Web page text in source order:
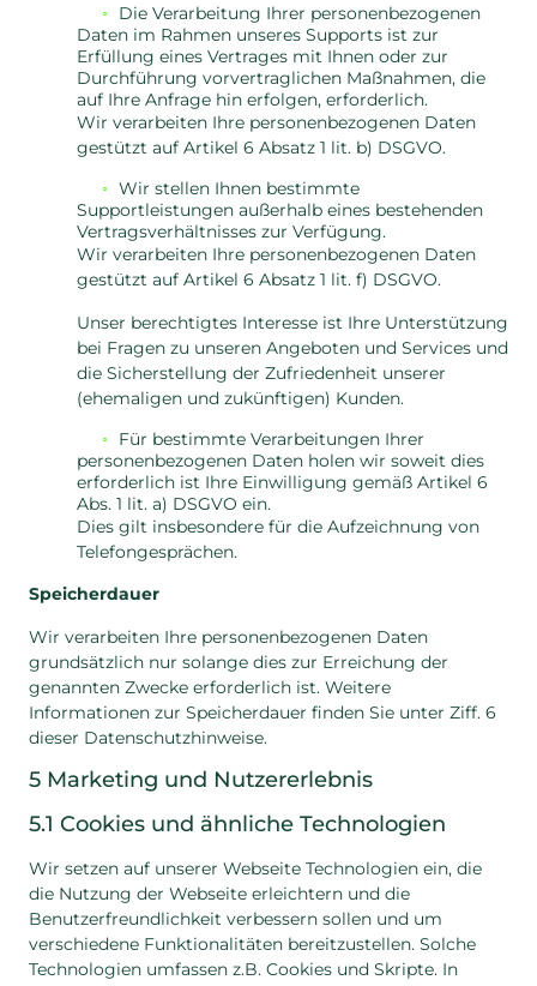
Die Verarbeitung Ihrer personenbezogenen
Daten im Rahmen unseres Supports ist zur
Erfüllung eines Vertrages mit Ihnen oder zur
Durchführung vorvertraglichen Maßnahmen, die
auf Ihre Anfrage hin erfolgen, erforderlich.
Wir verarbeiten Ihre personenbezogenen Daten
gestützt auf Artikel 6 Absatz 1 lit. b) DSGVO.
Wir stellen Ihnen bestimmte
Supportleistungen außerhalb eines bestehenden
Vertragsverhältnisses zur Verfügung.
Wir verarbeiten Ihre personenbezogenen Daten
gestützt auf Artikel 6 Absatz 1 lit. f) DSGVO.
Unser berechtigtes Interesse ist Ihre Unterstützung
bei Fragen zu unseren Angeboten und Services und
die Sicherstellung der Zufriedenheit unserer
(ehemaligen und zukünftigen) Kunden.
Für bestimmte Verarbeitungen Ihrer
personenbezogenen Daten holen wir soweit dies
erforderlich ist Ihre Einwilligung gemäß Artikel 6
Abs. 1 lit. a) DSGVO ein.
Dies gilt insbesondere für die Aufzeichnung von
Telefongesprächen.
Speicherdauer
Wir verarbeiten Ihre personenbezogenen Daten
grundsätzlich nur solange dies zur Erreichung der
genannten Zwecke erforderlich ist. Weitere
Informationen zur Speicherdauer finden Sie unter Ziff. 6
dieser Datenschutzhinweise.
5 Marketing und Nutzererlebnis
5.1 Cookies und ähnliche Technologien
Wir setzen auf unserer Webseite Technologien ein, die
die Nutzung der Webseite erleichtern und die
Benutzerfreundlichkeit verbessern sollen und um
verschiedene Funktionalitäten bereitzustellen. Solche
Technologien umfassen z.B. Cookies und Skripte. In